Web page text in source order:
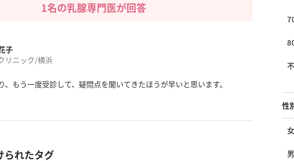
1名の乳腺専門医が回答
子
リニック/横浜
、もう一度受診して、疑問点を聞いてきたほうが早いと思います。
られたタグ
性